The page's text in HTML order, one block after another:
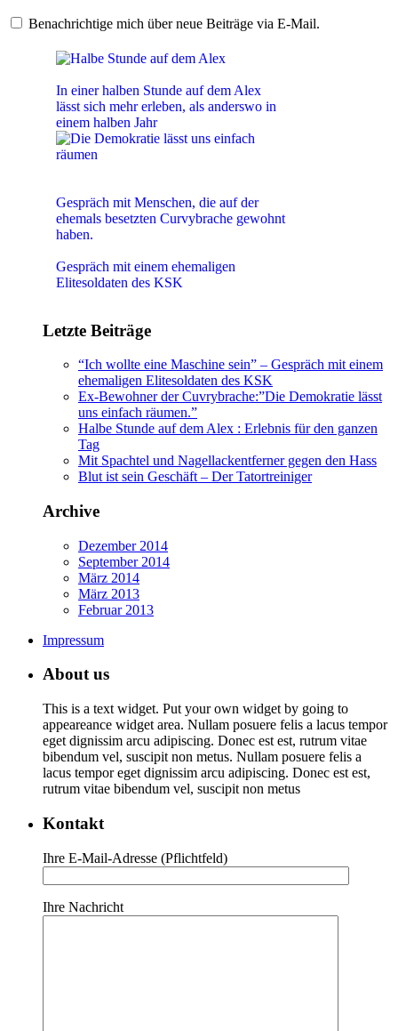
Benachrichtige mich über neue Beiträge via E-Mail.
In einer halben Stunde auf dem Alex
lässt sich mehr erleben, als anderswo in
einem halben Jahr
Gespräch mit Menschen, die auf der
ehemals besetzten Curvybrache gewohnt
haben.
Gespräch mit einem ehemaligen
Elitesoldaten des KSK
Letzte Beiträge
“Ich wollte eine Maschine sein” – Gespräch mit einem
ehemaligen Elitesoldaten des KSK
Ex-Bewohner der Cuvrybrache:”Die Demokratie lässt
uns einfach räumen.”
Halbe Stunde auf dem Alex : Erlebnis für den ganzen
Tag
Mit Spachtel und Nagellackentferner gegen den Hass
Blut ist sein Geschäft – Der Tatortreiniger
Archive
Dezember 2014
September 2014
März 2014
März 2013
Februar 2013
Impressum
About us
This is a text widget. Put your own widget by going to
appeareance widget area. Nullam posuere felis a lacus tempor
eget dignissim arcu adipiscing. Donec est est, rutrum vitae
bibendum vel, suscipit non metus. Nullam posuere felis a
lacus tempor eget dignissim arcu adipiscing. Donec est est,
rutrum vitae bibendum vel, suscipit non metus
Kontakt
Ihre E-Mail-Adresse (Pflichtfeld)
Ihre Nachricht